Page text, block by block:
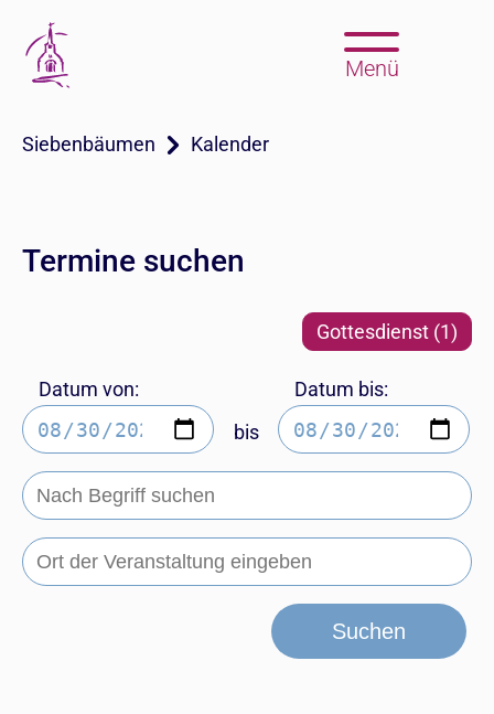
Menü
Siebenbäumen Kalender
Termine suchen
Gottesdienst (1)
Datum von:
bis
Datum bis:
Suchen